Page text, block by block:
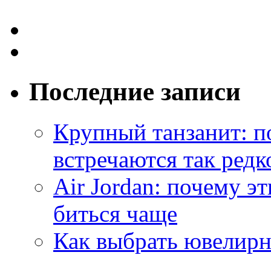
Последние записи
Крупный танзанит:
встречаются так
Air Jordan: почему
биться чаще
Как выбрать